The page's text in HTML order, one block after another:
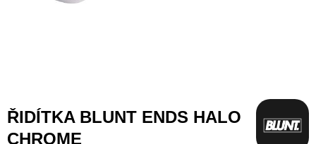
Přeskočit
na
ŘIDÍTKA BLUNT ENDS HALO
CHROME